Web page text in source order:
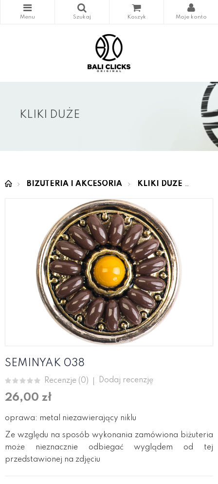
KLIKI DUŻE
BIŻUTERIA I AKCESORIA KLIKI DUŻE
SEMINYAK 038
Recenzje (0) Dodaj recenzję
26,00 zł
oprawa: metal niezawierający niklu
Ze względu na sposób wykonania zamówiona biżuteria
może nieznacznie odbiegać wyglądem od tej
przedstawionej na zdjęciu